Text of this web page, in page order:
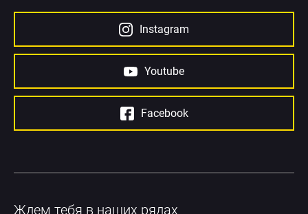
Instagram
Youtube
Facebook
Ждем тебя в наших рядах